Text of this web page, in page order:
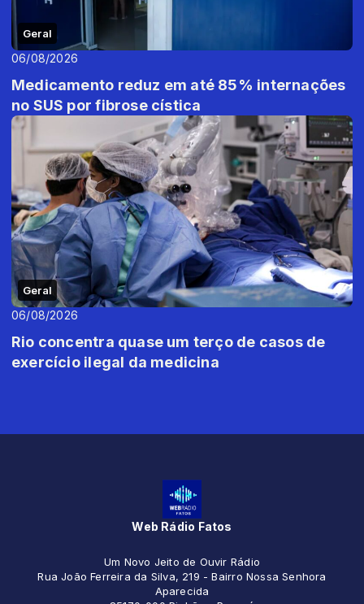
Geral
06/08/2026
Medicamento reduz em até 85% internações
no SUS por fibrose cística
Geral
06/08/2026
Rio concentra quase um terço de casos de
exercício ilegal da medicina
Web Rádio Fatos
Um Novo Jeito de Ouvir Rádio
Rua João Ferreira da Silva, 219 - Bairro Nossa Senhora
Aparecida